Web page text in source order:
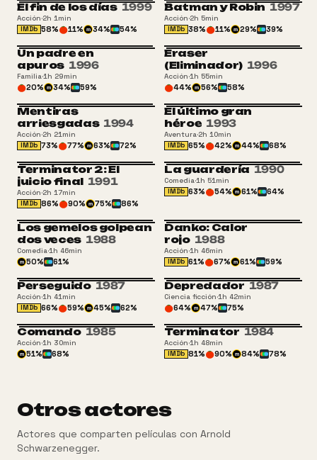
+16
El fin de los días 1999
Acción·2h 1min
IMDb 58% 11% m 34% 54%
+13
Batman y Robin 1997
Acción·2h 5min
IMDb 38% 11% m 29% 39%
Un padre en
apuros 1996
Familia·1h 29min
20% m 34% 59%
+16
Eraser
(Eliminador) 1996
Acción·1h 55min
44% m 56% 58%
+16
Mentiras
arriesgadas 1994
Acción·2h 21min
IMDb 73% 77% m 63% 72%
El último gran
héroe 1993
Aventura·2h 10min
IMDb 65% 42% m 44% 68%
Terminator 2: El
juicio final 1991
Acción·2h 17min
IMDb 86% 90% m 75% 86%
+13
La guardería 1990
Comedia·1h 51min
IMDb 63% 54% m 61% 64%
ATP
Los gemelos golpean
dos veces 1988
Comedia·1h 46min
m 50% 61%
Danko: Calor
rojo 1988
Acción·1h 46min
IMDb 61% 67% m 61% 59%
Perseguido 1987
Acción·1h 41min
IMDb 66% 59% m 45% 62%
Depredador 1987
Ciencia ficción·1h 42min
64% m 47% 75%
Comando 1985
Acción·1h 30min
m 51% 68%
+16
Terminator 1984
Acción·1h 48min
IMDb 81% 90% m 84% 78%
Otros actores
Actores que comparten películas con Arnold
Schwarzenegger.